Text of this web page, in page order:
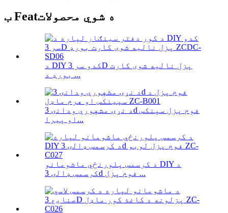
ب Featه شوي محصولات
د DIY کدو سر 3D پزل نالیه شوی کارت
بورډ د ...
د نړۍ مشهورې ودانۍ 3d فوم پزل سپنکس
او پیرا...
د کرسمس پلورنځي ماشومانو DIY د
کرسمس ډالۍ 3d فوم پزل ...